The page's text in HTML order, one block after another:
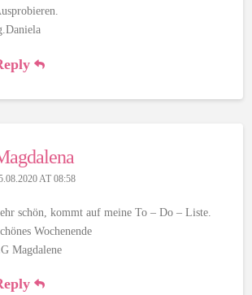
AT 08:58
schön, kommt auf meine To – Do – Liste.
Wochenende
Magdalene